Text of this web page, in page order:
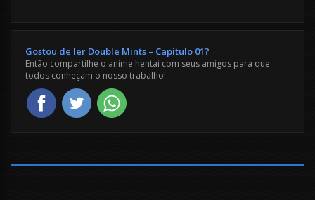
Gostou de ler Double Mints – Capítulo 01?
Então compartilhe o anime hentai com seus amigos para que
todos conheçam o nosso trabalho!